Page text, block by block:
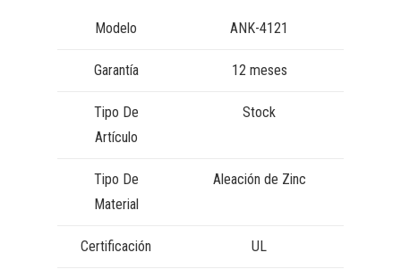
Modelo ANK-4121
Garantía 12 meses
Tipo De
Artículo
Stock
Tipo De
Material
Aleación de Zinc
Certificación UL